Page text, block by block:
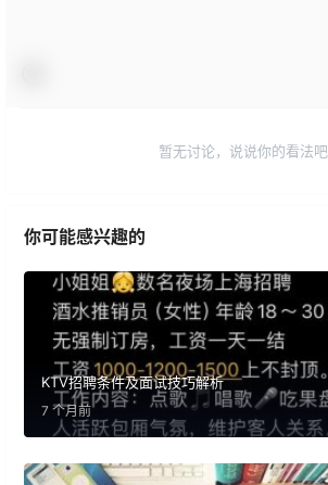
暂无讨论，说说你的看法吧
你可能感兴趣的
KTV招聘条件及面试技巧解析
7 个月前